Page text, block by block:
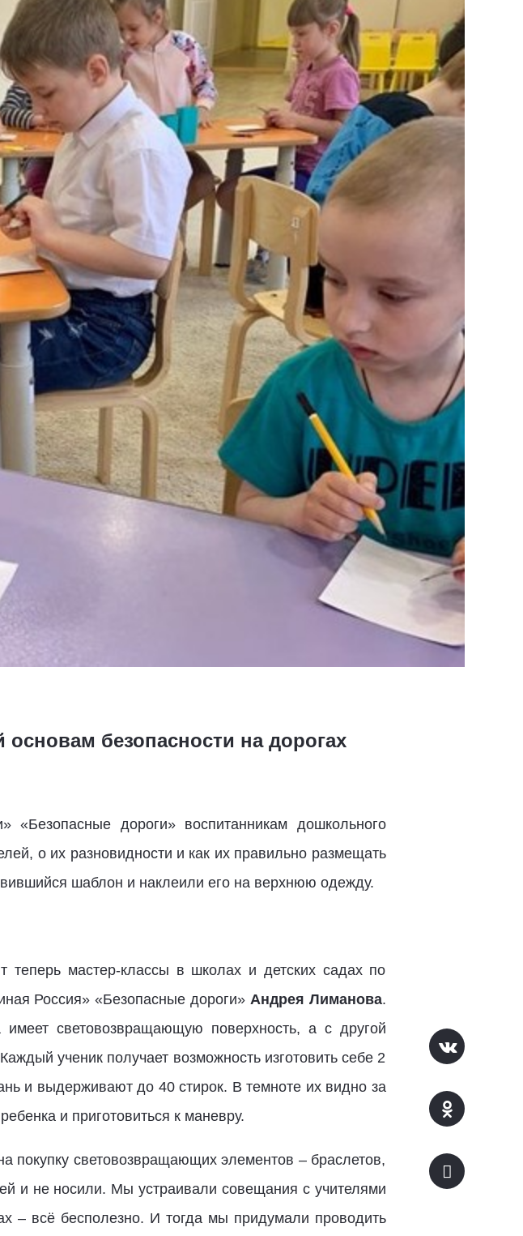
безопасности на дорогах
«Безопасные дороги» воспитанникам дошкольного
о их разновидности и как их правильно размещать
шаблон и наклеили его на верхнюю одежду.
теперь мастер-классы в школах и детских садах по
Россия» «Безопасные дороги» Андрея Лиманова.
световозвращающую поверхность, а с другой
ученик получает возможность изготовить себе 2
и выдерживают до 40 стирок. В темноте их видно за
и приготовиться к маневру.
покупку световозвращающих элементов – браслетов,
и не носили. Мы устраивали совещания с учителями
– всё бесполезно. И тогда мы придумали проводить